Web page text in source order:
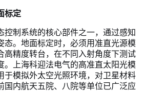
标定
控制系统的核心部件之一，通过感知
态。地面标定时，必须用准直光源模
高精度转台，在不同入射角度下测试
。上海科迎法电气的高准直太阳光模
于模拟外太空光照环境，对卫星材料
国内航天五院、八院等单位已广泛应